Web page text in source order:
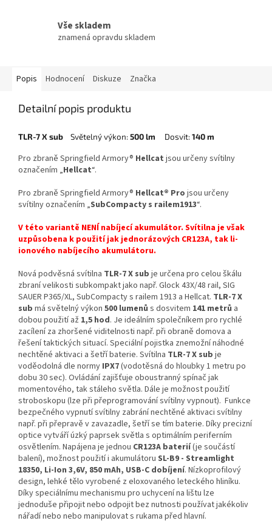
Vše skladem
znamená opravdu skladem
Popis Hodnocení Diskuze Značka
Detailní popis produktu
TLR-7 X sub Světelný výkon:500 lm Dosvit:140 m
Pro zbraně Springfield Armory® Hellcat jsou určeny svítilny
označením „Hellcat“.
Pro zbraně Springfield Armory® Hellcat® Pro jsou určeny
svítilny označením „SubCompacty s railem1913“.
V této variantě NENÍ nabíjecí akumulátor. Svítilna je však
uzpůsobena k použití jak jednorázových CR123A, tak li-
ionového nabíjecího akumulátoru.
Nová podvěsná svítilna TLR-7 X sub je určena pro celou škálu
zbraní velikosti subkompakt jako např. Glock 43X/48 rail, SIG
SAUER P365/XL, SubCompacty s railem 1913 a Hellcat. TLR-7 X
sub má světelný výkon 500 lumenů s dosvitem 141 metrů a
dobou použití až 1,5 hod. Je ideálním společníkem pro rychlé
zacílení za zhoršené viditelnosti např. při obraně domova a
řešení taktických situací. Speciální pojistka znemožní náhodné
nechtěné aktivaci a šetří baterie. Svítilna TLR-7 X sub je
voděodolná dle normy IPX7(vodotěsná do hloubky 1 metru po
dobu 30 sec). Ovládání zajišťuje oboustranný spínač jak
momentového, tak stáleho světla. Dále je možnost použití
stroboskopu (lze při přeprogramování svítilny vypnout). Funkce
bezpečného vypnutí svítilny zabrání nechtěné aktivaci svítilny
např. při přepravě v zavazadle, šetří se tím baterie. Díky precizní
optice vytváří úzký paprsek světla s optimálním periferním
osvětlením. Napájena je jednou CR123A baterií(je součástí
balení), možnost použití i akumulátoru SL-B9 - Streamlight
18350, Li-Ion 3,6V, 850 mAh, USB-C dobíjení. Nízkoprofilový
design, lehké tělo vyrobené z eloxovaného leteckého hliníku.
Díky speciálnímu mechanismu pro uchycení na lištu lze
jednoduše připojit nebo odpojit bez nutnosti používat jakékoliv
nářadí nebo nebo manipulovat s rukama před hlavní.